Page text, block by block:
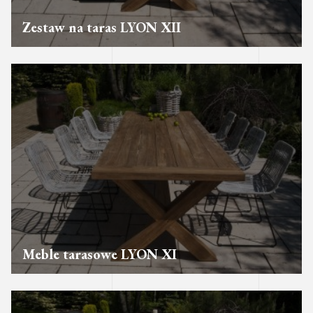
Zestaw na taras LYON XII
Meble tarasowe LYON XI